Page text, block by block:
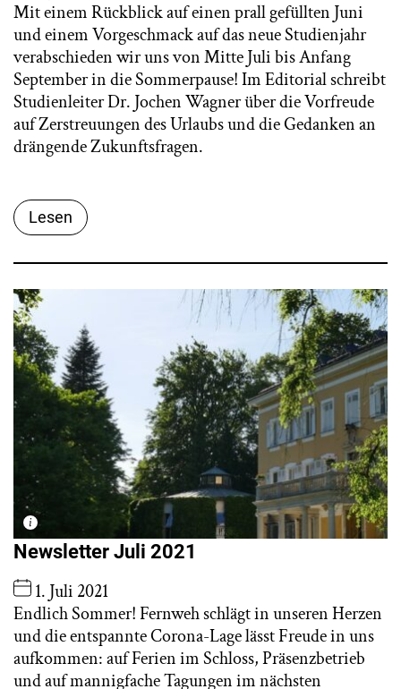
Mit einem Rückblick auf einen prall gefüllten Juni
und einem Vorgeschmack auf das neue Studienjahr
verabschieden wir uns von Mitte Juli bis Anfang
September in die Sommerpause! Im Editorial schreibt
Studienleiter Dr. Jochen Wagner über die Vorfreude
auf Zerstreuungen des Urlaubs und die Gedanken an
drängende Zukunftsfragen.
Lesen
Newsletter Juli 2021
1. Juli 2021
Endlich Sommer! Fernweh schlägt in unseren Herzen
und die entspannte Corona-Lage lässt Freude in uns
aufkommen: auf Ferien im Schloss, Präsenzbetrieb
und auf mannigfache Tagungen im nächsten